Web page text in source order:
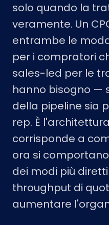
solo quando la
veramente. Un
entrambe le
per i compratori
sales-led per le
hanno bisogno —
della pipeline sia
rep. È
corrisponde a
ora si
dei modi più
throughput di
aumentare